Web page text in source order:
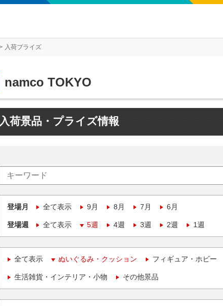
入荷プライズ
namco TOKYO
入荷景品・プライズ情報
登場月 全て表示 9月 8月 7月 6月
登場週 全て表示 5週 4週 3週 2週 1週
全て表示 ぬいぐるみ・クッション フィギュア・ホビー
生活雑貨・インテリア・小物 その他景品